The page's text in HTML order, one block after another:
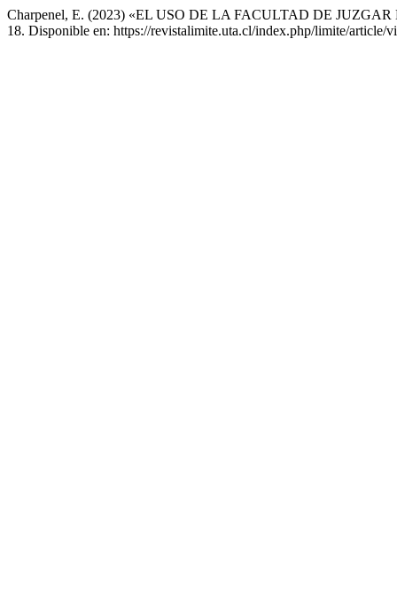
Charpenel, E. (2023) «EL USO DE LA FACULTAD DE
18. Disponible en: https://revistalimite.uta.cl/index.php/limite/article/